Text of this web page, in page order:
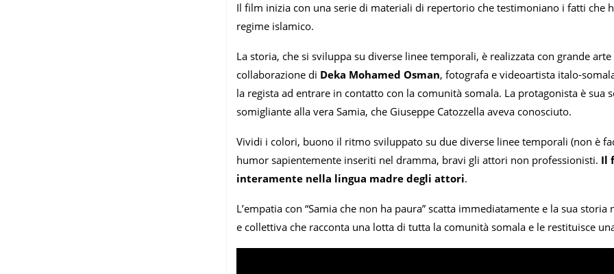
Il film inizia con una serie di materiali di repertorio che testimoniano i fatti che
regime islamico.
La storia, che si sviluppa su diverse linee temporali, è realizzata con grande
collaborazione di Deka Mohamed Osman, fotografa e videoartista italo-
la regista ad entrare in contatto con la comunità somala. La protagonista è
somigliante alla vera Samia, che Giuseppe Catozzella aveva conosciuto.
Vividi i colori, buono il ritmo sviluppato su due diverse linee temporali (non è
humor sapientemente inseriti nel dramma, bravi gli attori non professionisti. Il
interamente nella lingua madre degli attori.
L’empatia con “Samia che non ha paura” scatta immediatamente e la sua
e collettiva che racconta una lotta di tutta la comunità somala e le restituisce